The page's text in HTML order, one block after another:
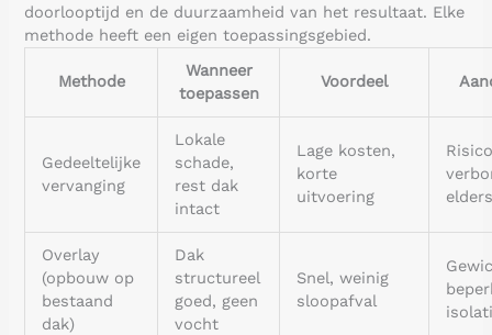
doorlooptijd en de duurzaamheid van het resultaat. Elke
methode heeft een eigen toepassingsgebied.
Methode
Wanneer
toepassen
Voordeel
Gedeeltelijke
vervanging
Lokale
schade,
rest dak
intact
Lage kosten,
korte
uitvoering
Overlay
(opbouw op
bestaand
dak)
Dak
structureel
goed, geen
vocht
Snel, weinig
sloopafval